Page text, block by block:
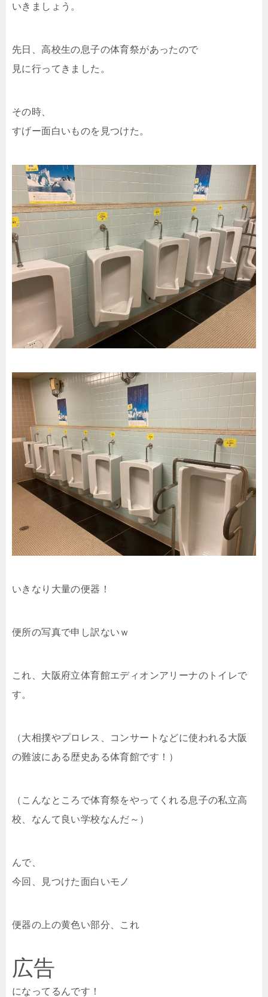
いきましょう。
先日、高校生の息子の体育祭があったので
見に行ってきました。
その時、
すげー面白いものを見つけた。
いきなり大量の便器！
便所の写真で申し訳ないｗ
これ、大阪府立体育館エディオンアリーナのトイレで
す。
（大相撲やプロレス、コンサートなどに使われる大阪
の難波にある歴史ある体育館です！）
（こんなところで体育祭をやってくれる息子の私立高
校、なんて良い学校なんだ～）
んで、
今回、見つけた面白いモノ
便器の上の黄色い部分、これ
広告
になってるんです！